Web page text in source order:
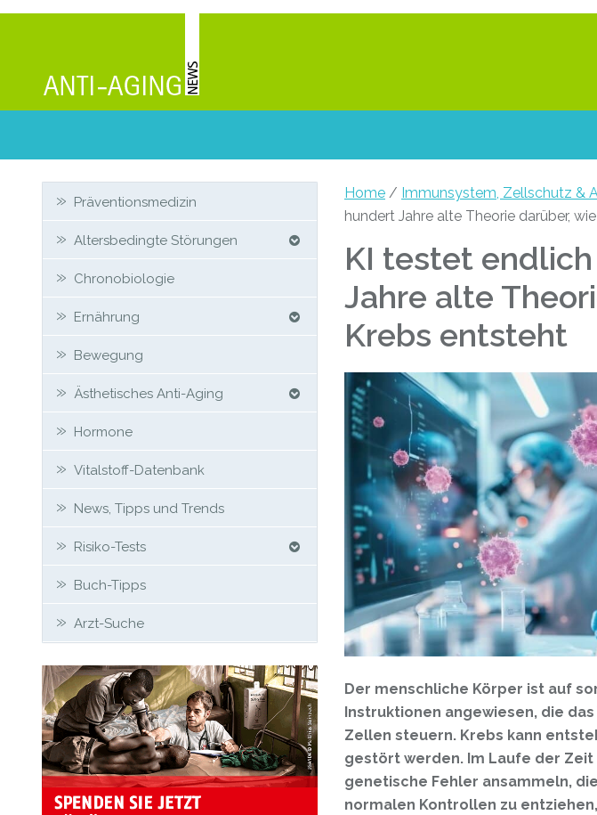
Home / Immunsystem, Zellschutz &
hundert Jahre alte Theorie darüber,
KI testet
Jahre alte
Krebs entsteht
Der menschliche Körper ist auf
Instruktionen angewiesen, die
Zellen steuern. Krebs kann
gestört werden. Im Laufe der Zeit
genetische Fehler ansammeln,
normalen Kontrollen zu
Zweit-
Sidebar
Präventionsmedizin
Altersbedingte Störungen
Chronobiologie
Ernährung
Bewegung
Ästhetisches Anti-Aging
Hormone
Vitalstoff-Datenbank
News, Tipps und Trends
Risiko-Tests
Buch-Tipps
Arzt-Suche